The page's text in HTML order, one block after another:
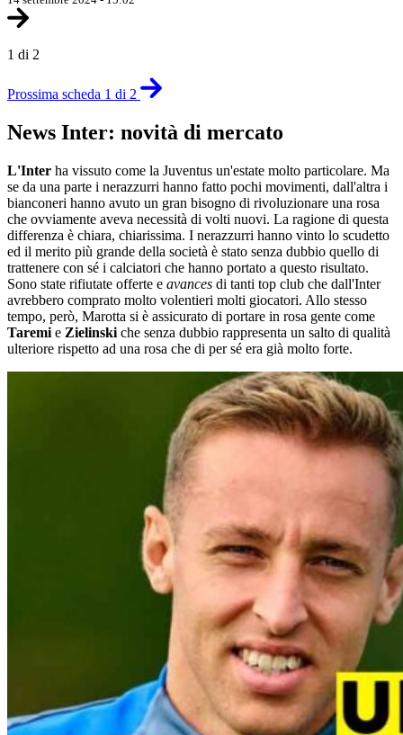
1 di 2
Prossima scheda 1 di 2
News Inter: novità di mercato
L'Inter ha vissuto come la Juventus un'estate molto particolare. Ma
se da una parte i nerazzurri hanno fatto pochi movimenti, dall'altra i
bianconeri hanno avuto un gran bisogno di rivoluzionare una rosa
che ovviamente aveva necessità di volti nuovi. La ragione di questa
differenza è chiara, chiarissima. I nerazzurri hanno vinto lo scudetto
ed il merito più grande della società è stato senza dubbio quello di
trattenere con sé i calciatori che hanno portato a questo risultato.
Sono state rifiutate offerte e avances di tanti top club che dall'Inter
avrebbero comprato molto volentieri molti giocatori. Allo stesso
tempo, però, Marotta si è assicurato di portare in rosa gente come
Taremi e Zielinski che senza dubbio rappresenta un salto di qualità
ulteriore rispetto ad una rosa che di per sé era già molto forte.